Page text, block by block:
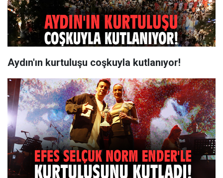
Aydın'ın kurtuluşu coşkuyla kutlanıyor!